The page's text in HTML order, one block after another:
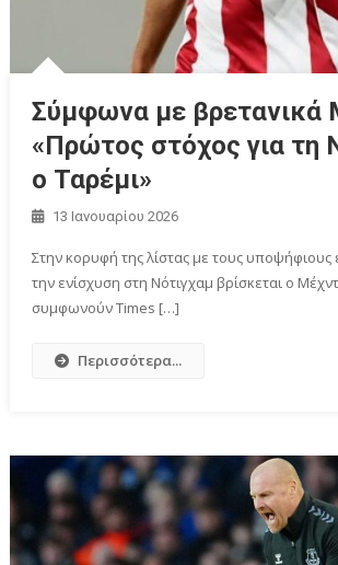
Σύμφωνα με
«Πρώτος στόχος για τη
ο Ταρέμι»
13 Ιανουαρίου 2026
Στην κορυφή της λίστας με τους υποψήφιους
την ενίσχυση στη Νότιγχαμ βρίσκεται ο
συμφωνούν Times […]
Περισσότερα...